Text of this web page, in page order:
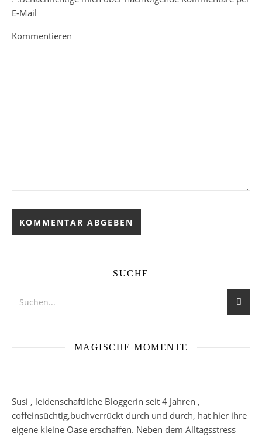
E-Mail
Kommentieren
SUCHE
MAGISCHE MOMENTE
Susi , leidenschaftliche Bloggerin seit 4 Jahren ,
coffeinsüchtig,buchverrückt durch und durch, hat hier ihre
eigene kleine Oase erschaffen. Neben dem Alltagsstress